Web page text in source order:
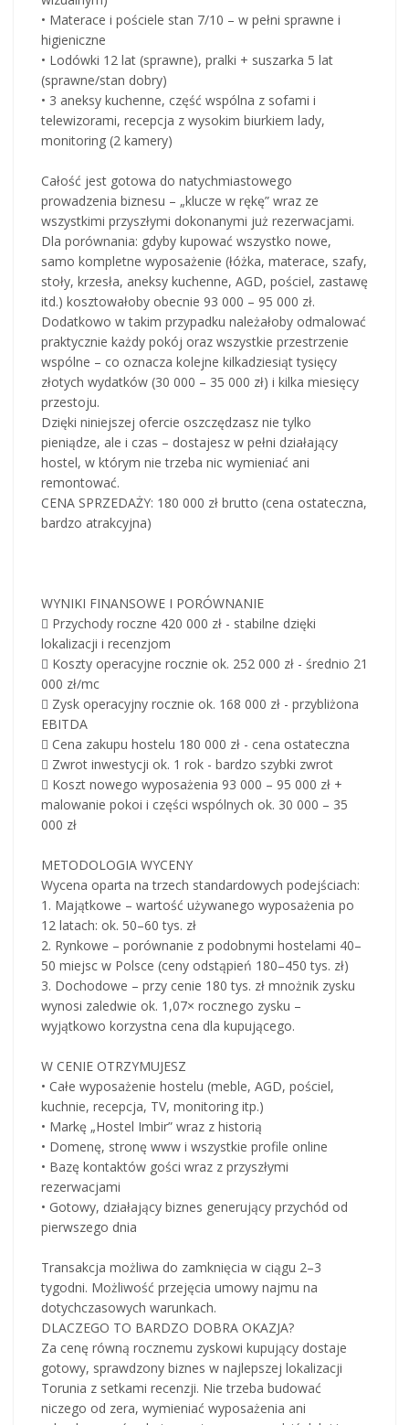
• Materace i pościele stan 7/10 – w pełni sprawne i
higieniczne
• Lodówki 12 lat (sprawne), pralki + suszarka 5 lat
(sprawne/stan dobry)
• 3 aneksy kuchenne, część wspólna z sofami i
telewizorami, recepcja z wysokim biurkiem lady,
monitoring (2 kamery)
Całość jest gotowa do natychmiastowego
prowadzenia biznesu – „klucze w rękę” wraz ze
wszystkimi przyszłymi dokonanymi już rezerwacjami.
Dla porównania: gdyby kupować wszystko nowe,
samo kompletne wyposażenie (łóżka, materace, szafy,
stoły, krzesła, aneksy kuchenne, AGD, pościel, zastawę
itd.) kosztowałoby obecnie 93 000 – 95 000 zł.
Dodatkowo w takim przypadku należałoby odmalować
praktycznie każdy pokój oraz wszystkie przestrzenie
wspólne – co oznacza kolejne kilkadziesiąt tysięcy
złotych wydatków (30 000 – 35 000 zł) i kilka miesięcy
przestoju.
Dzięki niniejszej ofercie oszczędzasz nie tylko
pieniądze, ale i czas – dostajesz w pełni działający
hostel, w którym nie trzeba nic wymieniać ani
remontować.
CENA SPRZEDAŻY: 180 000 zł brutto (cena ostateczna,
bardzo atrakcyjna)
WYNIKI FINANSOWE I PORÓWNANIE
 Przychody roczne 420 000 zł - stabilne dzięki
lokalizacji i recenzjom
 Koszty operacyjne rocznie ok. 252 000 zł - średnio 21
000 zł/mc
 Zysk operacyjny rocznie ok. 168 000 zł - przybliżona
EBITDA
 Cena zakupu hostelu 180 000 zł - cena ostateczna
 Zwrot inwestycji ok. 1 rok - bardzo szybki zwrot
 Koszt nowego wyposażenia 93 000 – 95 000 zł +
malowanie pokoi i części wspólnych ok. 30 000 – 35
000 zł
METODOLOGIA WYCENY
Wycena oparta na trzech standardowych podejściach:
1. Majątkowe – wartość używanego wyposażenia po
12 latach: ok. 50–60 tys. zł
2. Rynkowe – porównanie z podobnymi hostelami 40–
50 miejsc w Polsce (ceny odstąpień 180–450 tys. zł)
3. Dochodowe – przy cenie 180 tys. zł mnożnik zysku
wynosi zaledwie ok. 1,07× rocznego zysku –
wyjątkowo korzystna cena dla kupującego.
W CENIE OTRZYMUJESZ
• Całe wyposażenie hostelu (meble, AGD, pościel,
kuchnie, recepcja, TV, monitoring itp.)
• Markę „Hostel Imbir” wraz z historią
• Domenę, stronę www i wszystkie profile online
• Bazę kontaktów gości wraz z przyszłymi
rezerwacjami
• Gotowy, działający biznes generujący przychód od
pierwszego dnia
Transakcja możliwa do zamknięcia w ciągu 2–3
tygodni. Możliwość przejęcia umowy najmu na
dotychczasowych warunkach.
DLACZEGO TO BARDZO DOBRA OKAZJA?
Za cenę równą rocznemu zyskowi kupujący dostaje
gotowy, sprawdzony biznes w najlepszej lokalizacji
Torunia z setkami recenzji. Nie trzeba budować
niczego od zera, wymieniać wyposażenia ani